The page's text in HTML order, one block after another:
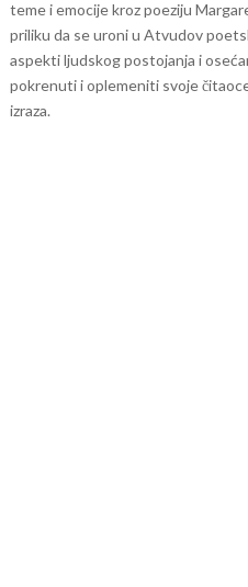
teme i emocije kroz poeziju
priliku da se uroni u Atvudov
aspekti ljudskog postojanja i
pokrenuti i oplemeniti svoje
izraza.